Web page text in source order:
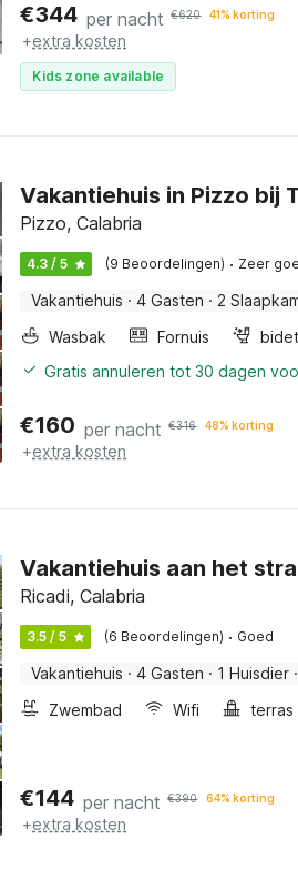
€344 per nacht €620 41% korting
+extra kosten
Kids zone available
Vakantiehuis in Pizzo bij
Pizzo, Calabria
4.3 / 5 (9 Beoordelingen) · Zeer
Vakantiehuis · 4 Gasten · 2
Wasbak
Fornuis bidet
Gratis annuleren tot 30 dagen
€160 per nacht €316 48% korting
+extra kosten
Vakantiehuis aan het
Ricadi, Calabria
3.5 / 5 (6 Beoordelingen) · Goed
Vakantiehuis · 4 Gasten · 1 Huisdier ·
Zwembad
Wifi terras
€144 per nacht €390 64% korting
+extra kosten